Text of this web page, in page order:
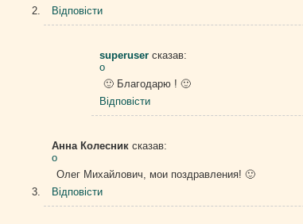
Відповіcти
superuser сказав:
о
🙂 Благодарю ! 🙂
Відповіcти
Анна Колесник сказав:
о
Олег Михайлович, мои поздравления! 🙂
Відповіcти